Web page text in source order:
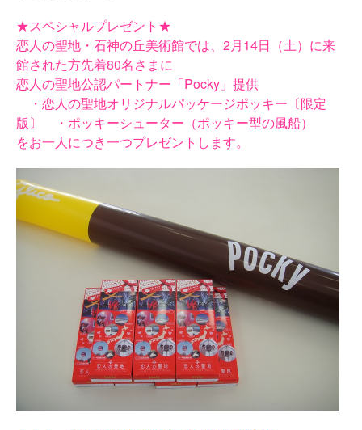
★スペシャルプレゼント★
恋人の聖地・石神の丘美術館では、2月14日（土）に来
館された方先着80名さまに
恋人の聖地公認パートナー「Pocky」提供
・恋人の聖地オリジナルパッケージポッキー〔限定
版〕 ・ポッキーシューター（ポッキー型の風船）
をお一人につき一つプレゼントします。